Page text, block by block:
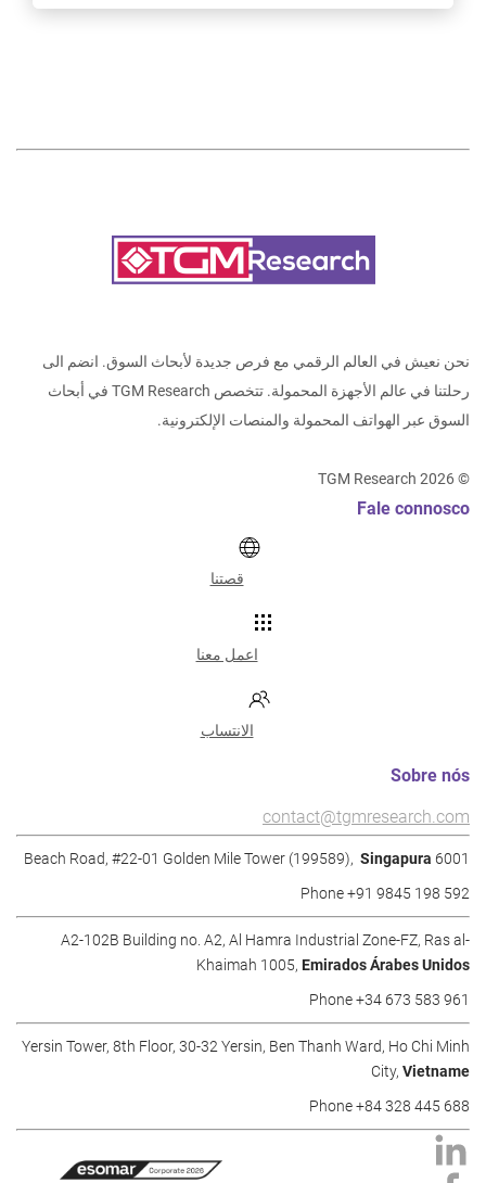
نحن نعيش في العالم الرقمي مع فرص جديدة لأبحاث السوق. انضم الى
رحلتنا في عالم الأجهزة المحمولة. تتخصص TGM Research في أبحاث
السوق عبر الهواتف المحمولة والمنصات الإلكترونية.
©
2026
Fale connosco
قصتنا
اعمل معنا
الانتساب
Sobre nós
contact@tgmresearch.com
6001 Beach Road, #22-01 Golden Mile Tower (199589),
Singapura
Phone +91 9845 198 592
A2-102B Building no. A2, Al Hamra Industrial Zone-FZ, Ras al-
Khaimah 1005, Emirados Árabes Unidos
Phone +34 673 583 961
Yersin Tower, 8th Floor, 30-32 Yersin, Ben Thanh Ward, Ho Chi Minh
City, Vietname
Phone +84 328 445 688